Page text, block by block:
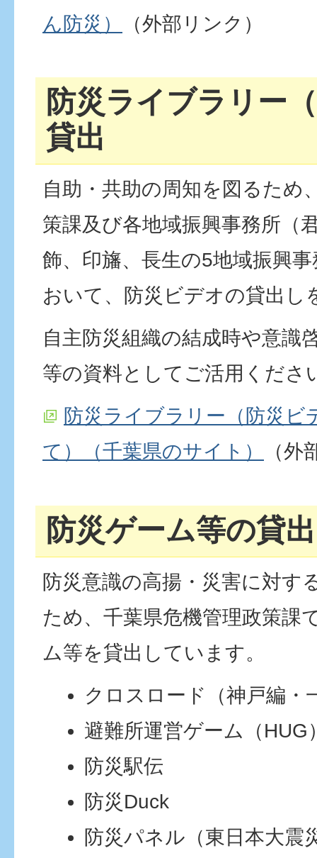
ん防災）
（外部リンク）
防災ライブラリー
貸出
自助・共助の周知を図るため
策課及び各地域振興事務所（
飾、印旛、長生の5地域振興
おいて、防災ビデオの貸出し
自主防災組織の結成時や意識
等の資料としてご活用くださ
防災ライブラリー（防災ビ
て）（千葉県のサイト）
（外
防災ゲーム等の貸出
防災意識の高揚・災害に対す
ため、千葉県危機管理政策課
ム等を貸出しています。
クロスロード（神戸編・
避難所運営ゲーム（HUG
防災駅伝
防災Duck
防災パネル（東日本大震